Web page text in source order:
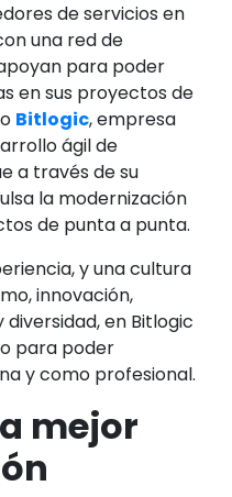
de servicios en
una red de
para poder
en sus proyectos de
Bitlogic, empresa
ágil de
a través de su
la modernización
de punta a punta.
y una cultura
innovación,
en Bitlogic
para poder
y como profesional.
mejor